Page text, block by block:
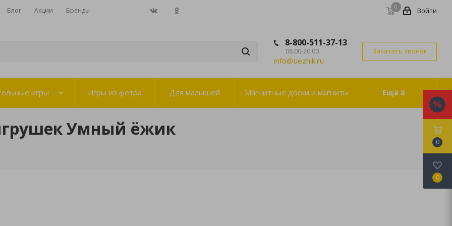
Блог Акции Бренды 0 Войти
8-800-511-37-13
08.00-20.00
info@uezhik.ru
Заказать звонок
игры Игры из фетра Для малышей Магнитные доски и магниты Ещё 8
Умный ёжик
0
0